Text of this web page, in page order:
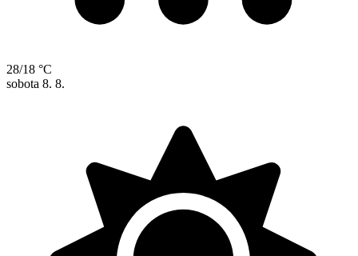
28/18 °C
sobota 8. 8.